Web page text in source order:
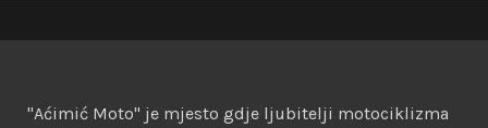
"Aćimić Moto" je mjesto gdje ljubitelji motociklizma